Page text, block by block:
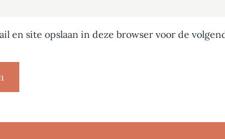
en site opslaan in deze browser voor de